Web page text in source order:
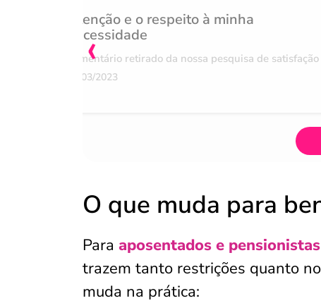
Atenção e o respeito à minha
necessidade
Comentário retirado da nossa pesquisa de satisfação
07/03/2023
‹
O que muda para
Para aposentados e pensionistas
trazem tanto restrições quanto
muda na prática: